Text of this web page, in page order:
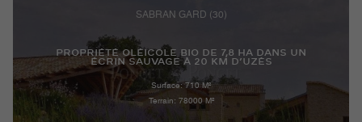
SABRAN GARD (30)
PROPRIÉTÉ OLÉICOLE BIO DE 7,8 HA DANS UN
ÉCRIN SAUVAGE À 20 KM D’UZÈS
Surface: 710 M²
Terrain: 78000 M²